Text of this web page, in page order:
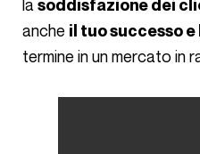
la soddisfazione dei
anche il tuo successo
termine in un mercato in